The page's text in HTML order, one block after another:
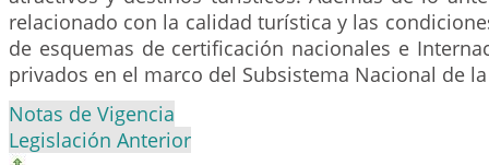
relacionado con la calidad turística y las
de esquemas de certificación nacionales e
privados en el marco del Subsistema Nacional de
Notas de Vigencia
Legislación Anterior